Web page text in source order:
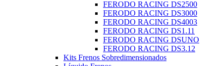
FERODO RACING DS2500
FERODO RACING DS3000
FERODO RACING DS4003
FERODO RACING DS1.11
FERODO RACING DSUNO
FERODO RACING DS3.12
Kits Frenos Sobredimensionados